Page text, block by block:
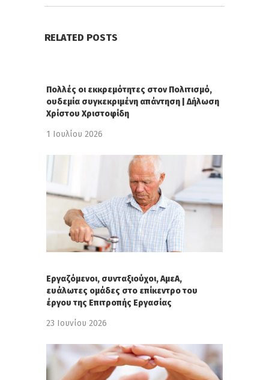
RELATED POSTS
Πολλές οι εκκρεμότητες στον Πολιτισμό,
ουδεμία συγκεκριμένη απάντηση | Δήλωση
Χρίστου Χριστοφίδη
1 Ιουλίου 2026
Εργαζόμενοι, συνταξιούχοι, ΑμεΑ,
ευάλωτες ομάδες στο επίκεντρο του
έργου της Επιτροπής Εργασίας
23 Ιουνίου 2026